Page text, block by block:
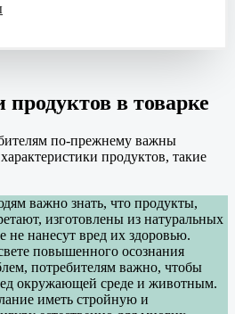
в товарке
по-прежнему важны
продуктов, такие
важно знать, что продукты,
изготовлены из натуральных
не нанесут вред их здоровью.
повышенного осознания
потребителям важно, чтобы
окружающей среде и животным.
иметь стройную и